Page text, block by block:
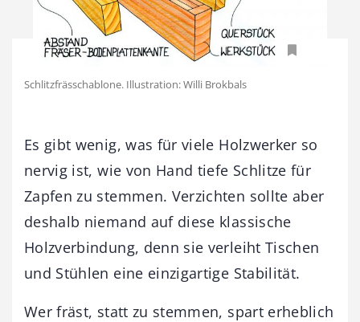
Schlitzfrässchablone. Illustration: Willi Brokbals
Es gibt wenig, was für viele Holzwerker so
nervig ist, wie von Hand tiefe Schlitze für
Zapfen zu stemmen. Verzichten sollte aber
deshalb niemand auf diese klassische
Holzverbindung, denn sie verleiht Tischen
und Stühlen eine einzigartige Stabilität.
Wer fräst, statt zu stemmen, spart erheblich